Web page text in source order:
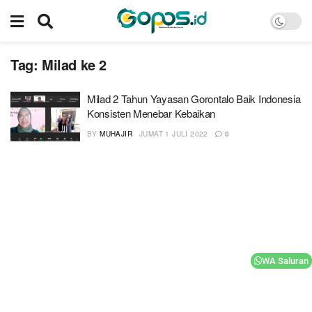
Tag: Milad ke 2
Milad 2 Tahun Yayasan Gorontalo Baik Indonesia
Konsisten Menebar Kebaikan
BY MUHAJIR JUMAT 1 JULI 2022 0
WA Saluran